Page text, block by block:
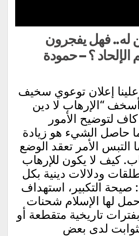
له.. فهل يفجرون
الإلحاد ؟ – حمودة
إعلان توعوي سخيف
“الإرهاب لا دين
لتوضيح الأمور
حاصل الشيء هو زيادة
التبس الأمر تعقد الوضع
كيف لا يكون للإرهاب
ودلالات دينية بكل
: صيحة التكبير، استهداف
لها الإسلام شحنات
تاريخية متقطعة أو
لدى بعض